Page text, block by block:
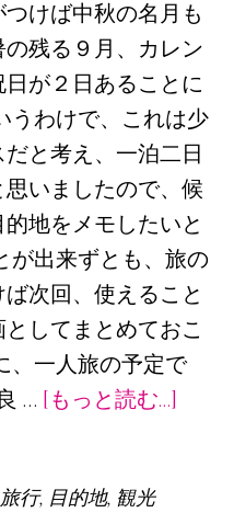
けば中秋の名月も
残る９月、カレン
が２日あることに
うわけで、これは少
と考え、一泊二日
いましたので、候
地をメモしたいと
が出来ずとも、旅の
次回、使えること
してまとめておこ
、一人旅の予定で
… [もっと読む...]
旅行, 目的地, 観光